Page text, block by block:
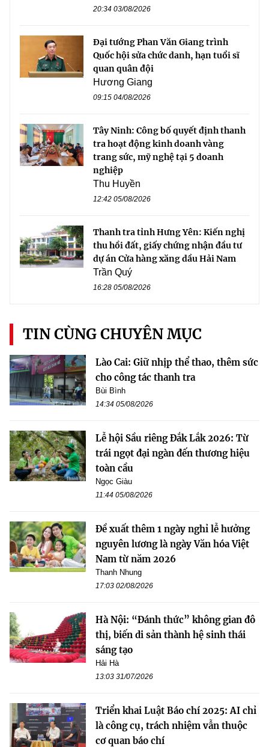
20:34 03/08/2026
Đại tướng Phan Văn Giang trình
Quốc hội sửa chức danh, hạn tuổi sĩ
quan quân đội
Hương Giang
09:15 04/08/2026
Tây Ninh: Công bố quyết định thanh
tra hoạt động kinh doanh vàng
trang sức, mỹ nghệ tại 5 doanh
nghiệp
Thu Huyền
12:42 05/08/2026
Thanh tra tỉnh Hưng Yên: Kiến nghị
thu hồi đất, giấy chứng nhận đầu tư
dự án Cửa hàng xăng dầu Hải Nam
Trần Quý
16:28 05/08/2026
TIN CÙNG CHUYÊN MỤC
Lào Cai: Giữ nhịp thể thao, thêm sức
cho công tác thanh tra
Bùi Bình
14:34 05/08/2026
Lễ hội Sầu riêng Đắk Lắk 2026: Từ
trái ngọt đại ngàn đến thương hiệu
toàn cầu
Ngọc Giàu
11:44 05/08/2026
Đề xuất thêm 1 ngày nghỉ lễ hưởng
nguyên lương là ngày Văn hóa Việt
Nam từ năm 2026
Thanh Nhung
17:03 02/08/2026
Hà Nội: “Đánh thức” không gian đô
thị, biến di sản thành hệ sinh thái
sáng tạo
Hải Hà
13:03 31/07/2026
Triển khai Luật Báo chí 2025: AI chỉ
là công cụ, trách nhiệm vẫn thuộc
cơ quan báo chí